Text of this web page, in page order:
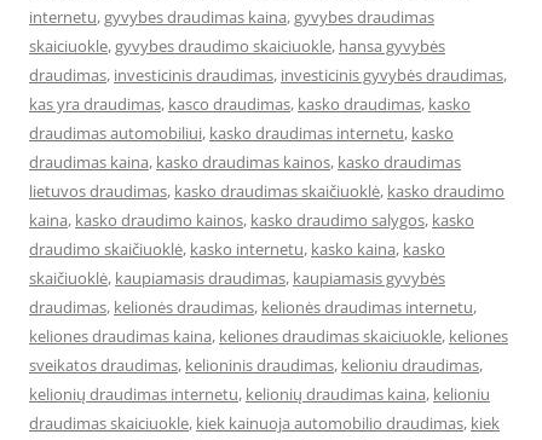
internetu,gyvybes draudimas kaina,gyvybes draudimas
skaiciuokle,gyvybes draudimo skaiciuokle, hansa gyvybės
draudimas, investicinis draudimas, investicinis gyvybės draudimas,
kas yra draudimas, kasco draudimas, kasko draudimas, kasko
draudimas automobiliui, kasko draudimas internetu, kasko
draudimas kaina, kasko draudimas kainos, kasko draudimas
lietuvos draudimas, kasko draudimas skaičiuoklė, kasko draudimo
kaina, kasko draudimo kainos, kasko draudimo salygos, kasko
draudimo skaičiuoklė, kasko internetu, kasko kaina, kasko
skaičiuoklė, kaupiamasis draudimas, kaupiamasis gyvybės
draudimas, kelionės draudimas, kelionės draudimas internetu,
keliones draudimas kaina, keliones draudimas skaiciuokle, keliones
sveikatos draudimas, kelioninis draudimas, kelioniu draudimas,
kelionių draudimas internetu, kelionių draudimas kaina, kelioniu
draudimas skaiciuokle, kiek kainuoja automobilio draudimas, kiek